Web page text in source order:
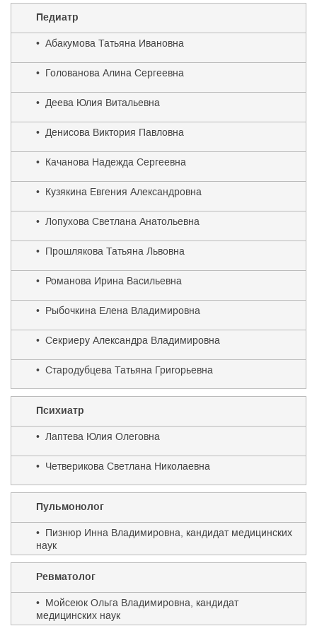
Педиатр
• Абакумова Татьяна Ивановна
• Голованова Алина Сергеевна
• Деева Юлия Витальевна
• Денисова Виктория Павловна
• Качанова Надежда Сергеевна
• Кузякина Евгения Александровна
• Лопухова Светлана Анатольевна
• Прошлякова Татьяна Львовна
• Романова Ирина Васильевна
• Рыбочкина Елена Владимировна
• Секриеру Александра Владимировна
• Стародубцева Татьяна Григорьевна
Психиатр
• Лаптева Юлия Олеговна
• Четверикова Светлана Николаевна
Пульмонолог
• Пизнюр Инна Владимировна, кандидат медицинских
наук
Ревматолог
• Мойсеюк Ольга Владимировна, кандидат
медицинских наук